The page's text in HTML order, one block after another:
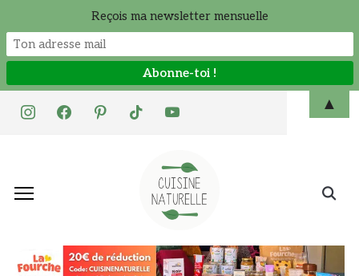
instagramfacebookpinteresttiktok youtube
Search
Reçois ma newsletter mensuelle
▲